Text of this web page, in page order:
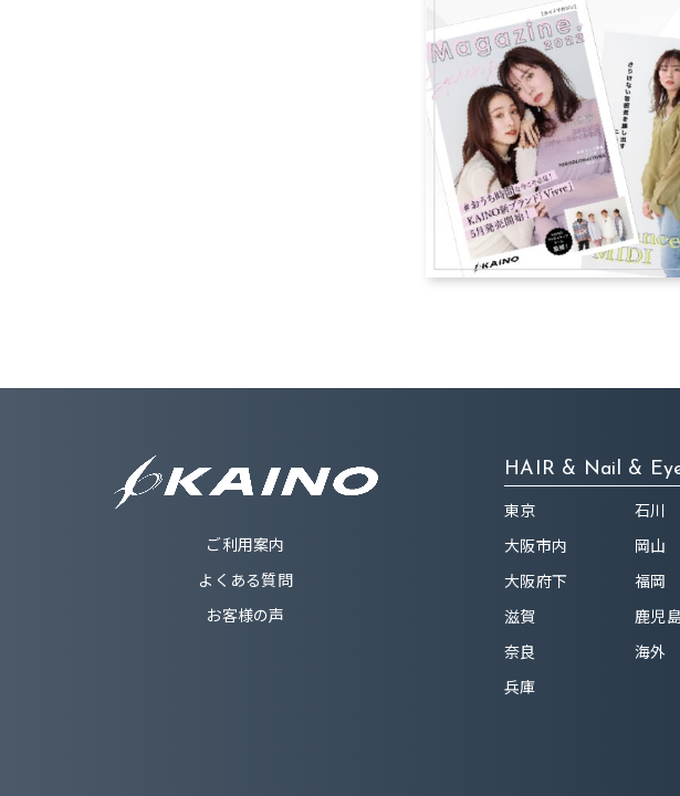
ご利用案内
よくある質問
お客様の声
HAIR & Nail &
東京
大阪市内
大阪府下
滋賀
奈良
兵庫
石川
岡山
福岡
鹿児
海外